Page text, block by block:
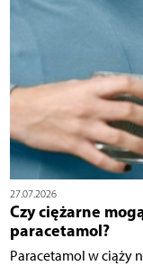
27.07.2026
Czy ciężarne
paracetamol?
Paracetamol w ciąży